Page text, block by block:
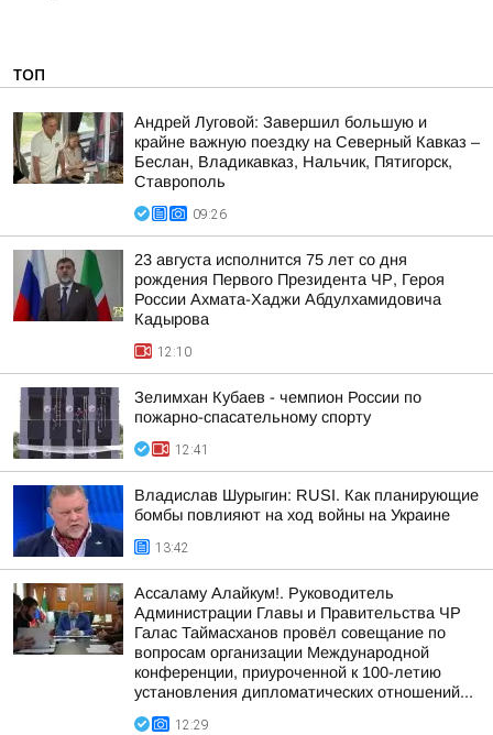
ТОП
Андрей Луговой: Завершил большую и
крайне важную поездку на Северный Кавказ –
Беслан, Владикавказ, Нальчик, Пятигорск,
Ставрополь
09:26
23 августа исполнится 75 лет со дня
рождения Первого Президента ЧР, Героя
России Ахмата-Хаджи Абдулхамидовича
Кадырова
12:10
Зелимхан Кубаев - чемпион России по
пожарно-спасательному спорту
12:41
Владислав Шурыгин: RUSI. Как планирующие
бомбы повлияют на ход войны на Украине
13:42
Ассаламу Алайкум!. Руководитель
Администрации Главы и Правительства ЧР
Галас Таймасханов провёл совещание по
вопросам организации Международной
конференции, приуроченной к 100-летию
установления дипломатических отношений...
12:29